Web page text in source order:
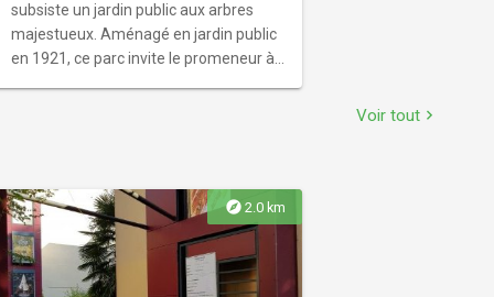
subsiste un jardin public aux arbres
majestueux. Aménagé en jardin public
en 1921, ce parc invite le promeneur à
Voir tout chevron_right
explore 2.0 km